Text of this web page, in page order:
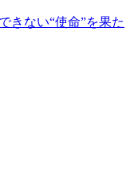
きない“使命”を果た